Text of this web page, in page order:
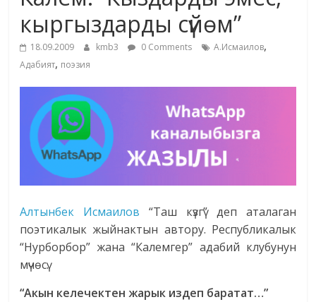
жана
адабияты
кыргыздарды сүйөм”
18.09.2009 kmb3 0 Comments А.Исмаилов,
Адабият, поэзия
Алтынбек Исмаилов “Таш күзгү” деп аталаган
поэтикалык жыйнактын автору. Республикалык
“Нурборбор” жана “Калемгер” адабий клубунун
мүчөсү.
“Акын келечектен жарык издеп баратат…”